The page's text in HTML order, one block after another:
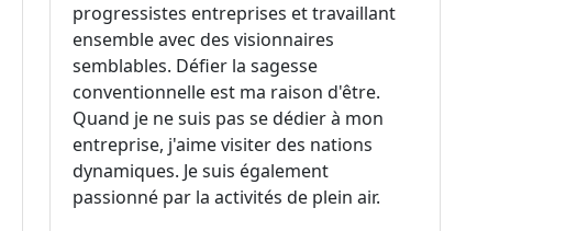
progressistes entreprises et travaillant
ensemble avec des visionnaires
semblables. Défier la sagesse
conventionnelle est ma raison d'être.
Quand je ne suis pas se dédier à mon
entreprise, j'aime visiter des nations
dynamiques. Je suis également
passionné par la activités de plein air.